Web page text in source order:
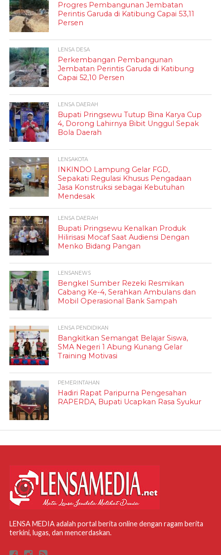
Progres Pembangunan Jembatan
Perintis Garuda di Katibung Capai 53,11
Persen
LENSA DESA
Perkembangan Pembangunan
Jembatan Perintis Garuda di Katibung
Capai 52,10 Persen
LENSA DAERAH
Bupati Pringsewu Tutup Bina Karya Cup
4, Dorong Lahirnya Bibit Unggul Sepak
Bola Daerah
LENSAKOTA
INKINDO Lampung Gelar FGD,
Sepakati Regulasi Khusus Pengadaan
Jasa Konstruksi sebagai Kebutuhan
Mendesak
LENSA DAERAH
Bupati Pringsewu Kenalkan Produk
Hilirisasi Mocaf Saat Audiensi Dengan
Menko Bidang Pangan
LENSANEWS
Bengkel Sumber Rezeki Resmikan
Cabang Ke-4, Serahkan Ambulans dan
Mobil Operasional Bank Sampah
LENSA PENDIDIKAN
Bangkitkan Semangat Belajar Siswa,
SMA Negeri 1 Abung Kunang Gelar
Training Motivasi
PEMERINTAHAN
Hadiri Rapat Paripurna Pengesahan
RAPERDA, Bupati Ucapkan Rasa Syukur
LENSA MEDIA adalah portal berita online dengan ragam berita
terkini, lugas, dan mencerdaskan.